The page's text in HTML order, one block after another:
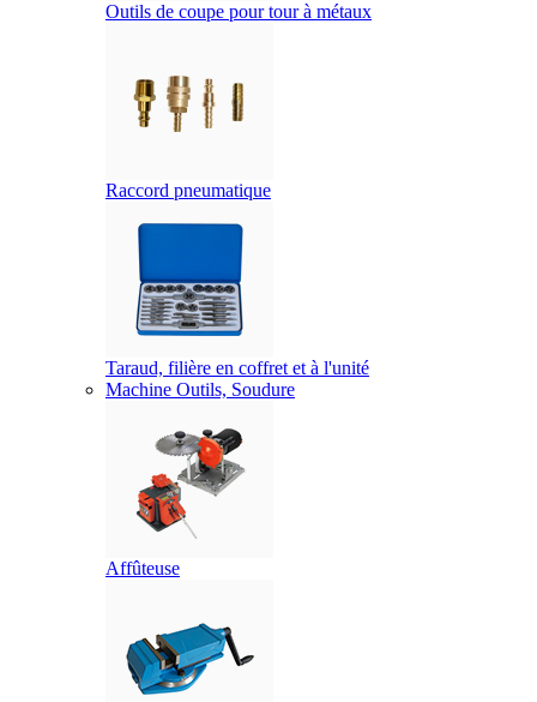
Outils de coupe pour tour à métaux
Raccord pneumatique
Taraud, filière en coffret et à l'unité
Machine Outils, Soudure
Affûteuse